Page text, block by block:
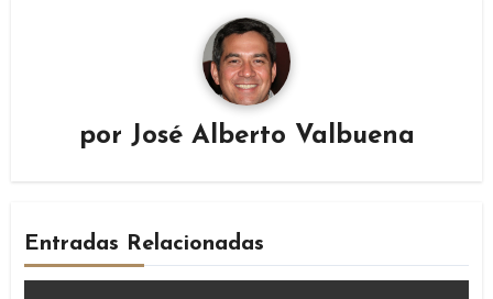
por José Alberto Valbuena
Entradas Relacionadas